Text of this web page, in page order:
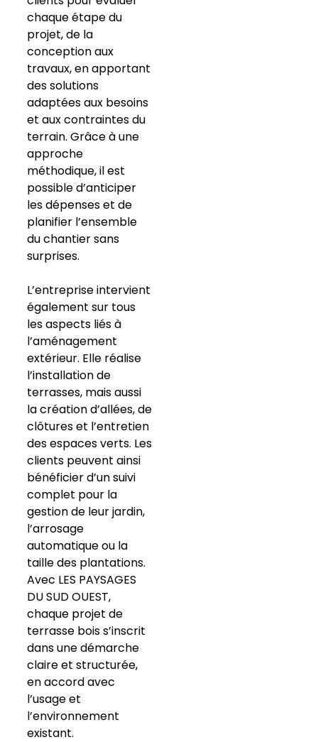
chaque étape du
projet, de la
conception aux
travaux, en apportant
des solutions
adaptées aux besoins
et aux contraintes du
terrain. Grâce à une
approche
méthodique, il est
possible d’anticiper
les dépenses et de
planifier l’ensemble
du chantier sans
surprises.
L’entreprise intervient
également sur tous
les aspects liés à
l’aménagement
extérieur. Elle réalise
l’installation de
terrasses, mais aussi
la création d’allées, de
clôtures et l’entretien
des espaces verts. Les
clients peuvent ainsi
bénéficier d’un suivi
complet pour la
gestion de leur jardin,
l’arrosage
automatique ou la
taille des plantations.
Avec LES PAYSAGES
DU SUD OUEST,
chaque projet de
terrasse bois s’inscrit
dans une démarche
claire et structurée,
en accord avec
l’usage et
l’environnement
existant.